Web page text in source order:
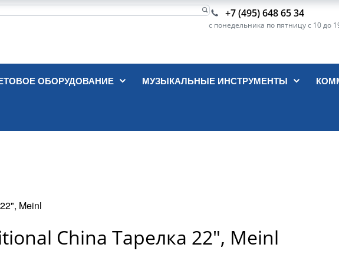
+7 (495) 648 65 34
с понедельника по пятницу с 10 до
ОБОРУДОВАНИЕ МУЗЫКАЛЬНЫЕ ИНСТРУМЕНТЫ
Meinl
China Тарелка 22", Meinl